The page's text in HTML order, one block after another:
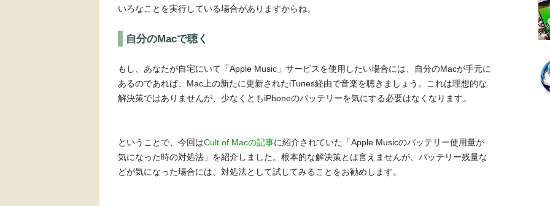
いろなことを実行している場合がありますからね。
自分のMacで聴く
もし、あなたが自宅にいて「Apple Music」サービスを使用したい場合には、自分のMacが手元に
あるのであれば、Mac上の新たに更新されたiTunes経由で音楽を聴きましょう。これは理想的な
解決策ではありませんが、少なくともiPhoneのバッテリーを気にする必要はなくなります。
ということで、今回はCult of Macの記事に紹介されていた「Apple Musicのバッテリー使用量が
気になった時の対処法」を紹介しました。根本的な解決策とは言えませんが、バッテリー残量な
どが気になった場合には、対処法として試してみることをお勧めします。